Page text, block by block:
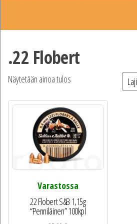
.22 Flobert
Näytetään ainoa tulos
Varastossa
22 Flobert S&B 1,15g
“Penniläinen” 100kpl